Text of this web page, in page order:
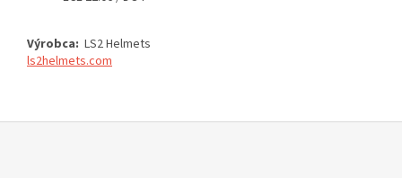
Výrobca: LS2 Helmets
ls2helmets.com